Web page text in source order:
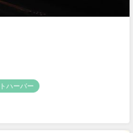
ハーバー